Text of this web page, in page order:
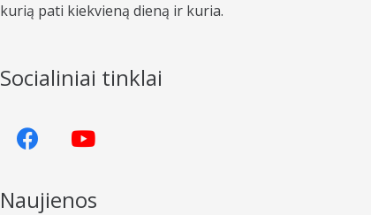
kurią pati kiekvieną dieną ir kuria.
Socialiniai tinklai
Naujienos